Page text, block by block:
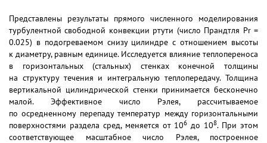
Представлены результаты прямого численного моделирования
турбулентной свободной конвекции ртути (число Прандтля Pr =
0.025) в подогреваемом снизу цилиндре с отношением высоты
к диаметру, равным единице. Исследуется влияние теплопереноса
в горизонтальных (стальных) стенках конечной толщины
на структуру течения и интегральную теплопередачу. Толщина
вертикальной цилиндрической стенки принимается бесконечно
малой. Эффективное число Рэлея, рассчитываемое
по осредненному перепаду температур между горизонтальными
поверхностями раздела сред, меняется от 106 до 108. При этом
соответствующее масштабное число Рэлея, построенное